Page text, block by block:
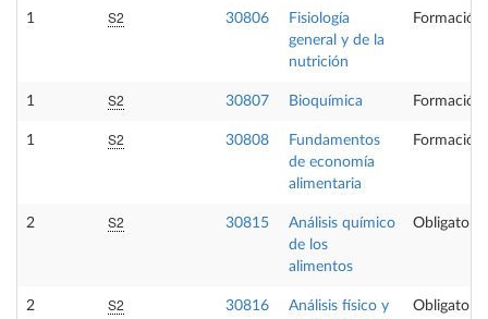
1 S2 30806
Fisiología
general y de la
nutrición
Formación
1 S2 30807 Bioquímica Formación
1 S2 30808
Fundamentos
de economía
alimentaria
Formación
2 S2 30815
Análisis químico
de los
alimentos
Obligatoria
2 S2 30816
Análisis físico y
Obligatoria